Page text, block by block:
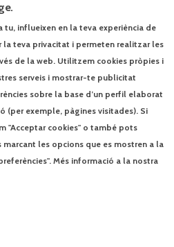
legal
part d'un fitxer automatitzat
(NIF B75636654), amb la finalitat
i altres activitats culturals de
Per a exercir-lo només cal que us
Josep Pla, 95. 08019
Per a enviar aquestes
Acceptant aquestes condicions
tu, influeixen en la teva experiència de
la teva privacitat i permeten realitzar les
de la web. Utilitzem cookies pròpies i
serveis i mostrar-te publicitat
sobre la base d’un perfil elaborat
(per exemple, pàgines visitades). Si
"Acceptar cookies" o també pots
les opcions que es mostren a la
Més informació a la nostra